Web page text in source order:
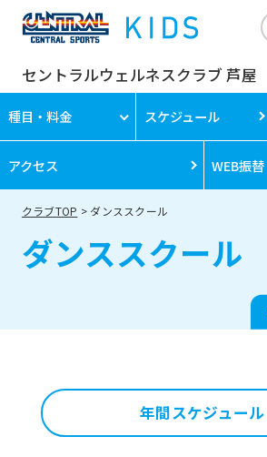
セントラルウェルネスクラブ 芦屋
種目・料金 スケジュール
アクセス WEB振替
クラブTOP ダンススクール
ダンススクール
年間スケジュール